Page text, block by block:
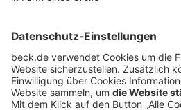
Anzeigen